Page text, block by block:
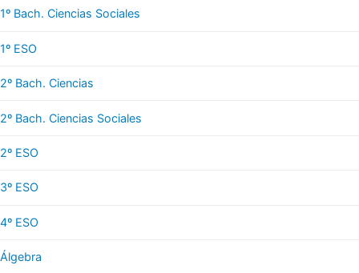
1º Bach. Ciencias Sociales
1º ESO
2º Bach. Ciencias
2º Bach. Ciencias Sociales
2º ESO
3º ESO
4º ESO
Álgebra